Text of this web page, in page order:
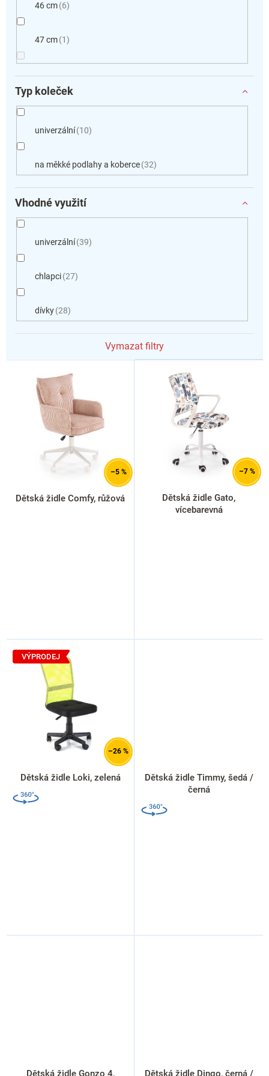
46 cm 6
47 cm 1
Typ koleček
univerzální 10
na měkké podlahy a koberce 32
Vhodné využití
univerzální 39
chlapci 27
dívky 28
Vymazat filtry
V
–5 %
Dětská židle Comfy, růžová
–7 %
Dětská židle Gato,
vícebarevná
VÝPRODEJ
–26 %
Dětská židle Loki, zelená
Dětská židle Timmy, šedá /
černá
Dětská židle Gonzo 4,
Dětská židle Dingo, černá /